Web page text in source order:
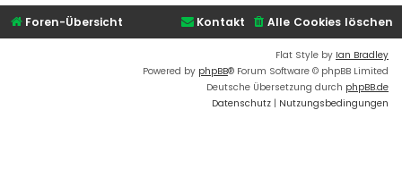
Foren-Übersicht Alle Cookies löschen
Kontakt
Flat Style by Ian Bradley
Powered by phpBB® Forum Software © phpBB Limited
Deutsche Übersetzung durch phpBB.de
Datenschutz | Nutzungsbedingungen